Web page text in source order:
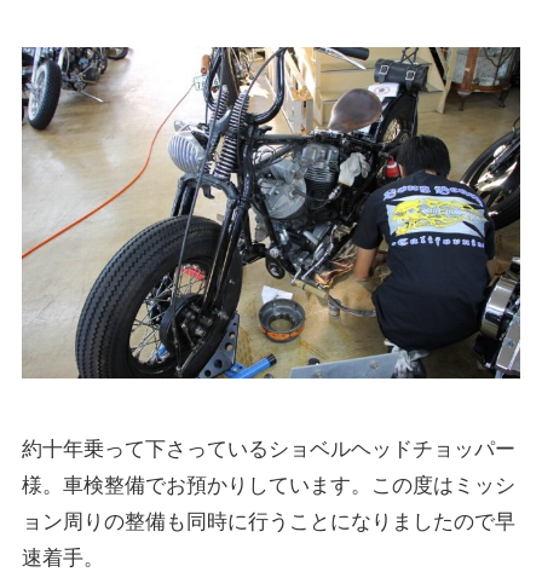
約十年乗って下さっているショベルヘッドチョッパー
様。車検整備でお預かりしています。この度はミッシ
ョン周りの整備も同時に行うことになりましたので早
速着手。